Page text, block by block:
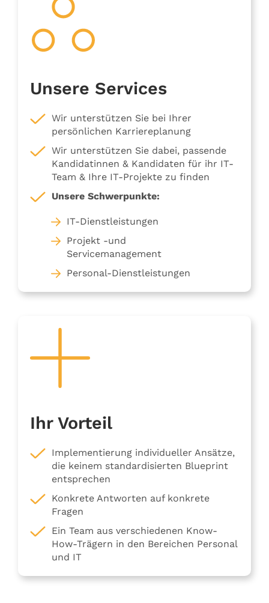
Unsere Services
Wir unterstützen Sie bei Ihrer
persönlichen Karriereplanung
Wir unterstützen Sie dabei, passende
Kandidatinnen & Kandidaten für ihr IT-
Team & Ihre IT-Projekte zu finden
Unsere Schwerpunkte:
IT-Dienstleistungen
Projekt -und
Servicemanagement
Personal-Dienstleistungen
Ihr Vorteil
Implementierung individueller Ansätze,
die keinem standardisierten Blueprint
entsprechen
Konkrete Antworten auf konkrete
Fragen
Ein Team aus verschiedenen Know-
How-Trägern in den Bereichen Personal
und IT